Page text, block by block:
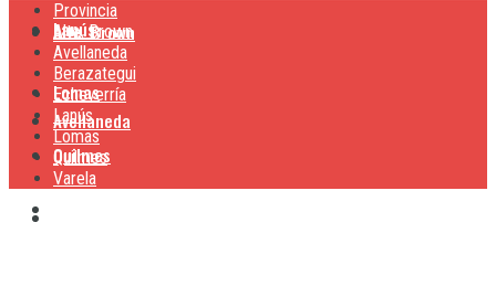
Lanús
Lomas
Quilmes
Alte. Brown
Avellaneda
Provincia
Alte. Brown
Avellaneda
Berazategui
Echeverría
Lanús
Lomas
Quilmes
Varela